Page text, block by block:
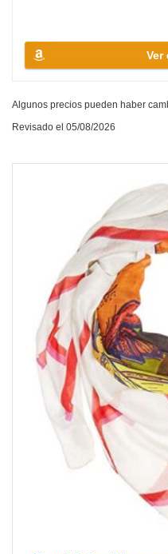
Ver
Algunos precios pueden haber
Revisado el 05/08/2026